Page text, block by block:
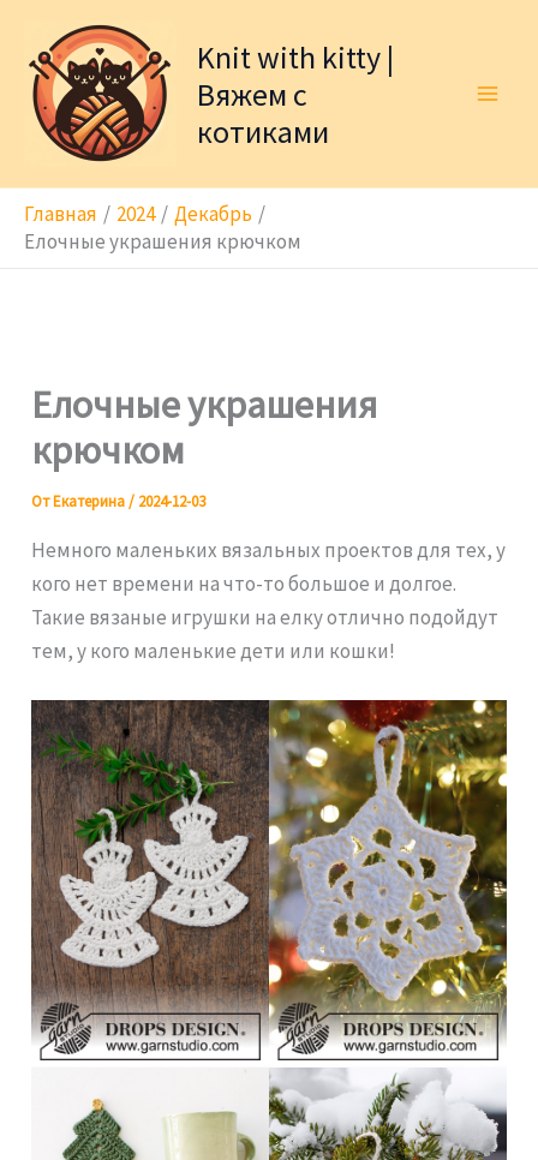
содержимому
Knit with kitty |
Вяжем с
котиками
Главная 2024
Декабрь
Елочные украшения крючком
Елочные украшения
крючком
ОтЕкатерина/ 2024-12-03
Немного маленьких вязальных проектов для тех, у
кого нет времени на что-то большое и долгое.
Такие вязаные игрушки на елку отлично подойдут
тем, у кого маленькие дети или кошки!